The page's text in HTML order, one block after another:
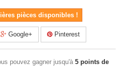
pièces disponibles !
Google+ Pinterest
pouvez gagner jusqu'à 5 points de